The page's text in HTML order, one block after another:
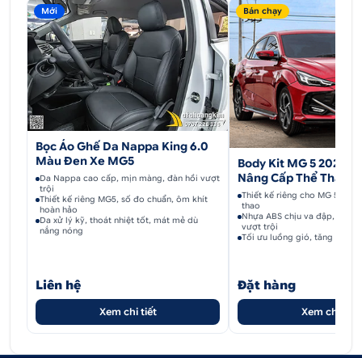
Mới
Bọc Áo Ghế Da Nappa King 6.0
Màu Đen Xe MG5
Da Nappa cao cấp, mịn màng, đàn hồi vượt
trội
Thiết kế riêng MG5, số đo chuẩn, ôm khít
hoàn hảo
Da xử lý kỹ, thoát nhiệt tốt, mát mẻ dù
nắng nóng
Liên hệ
Xem chi tiết
Bán chạy
Body Kit MG 5 2021
Nâng Cấp Thể Thao,
Thiết kế riêng cho MG 5
thao
Nhựa ABS chịu va đập,
vượt trội
Tối ưu luồng gió, tăng ổn
Đặt hàng
Xem chi tiết